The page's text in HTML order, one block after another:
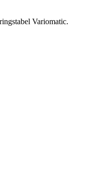
Variomatic.